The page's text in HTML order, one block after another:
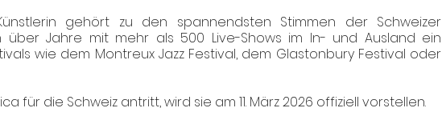
gehört zu den spannendsten Stimmen der Schweizer
über Jahre mit mehr als 500 Live-Shows im In- und Ausland ein
wie dem Montreux Jazz Festival, dem Glastonbury Festival oder
für die Schweiz antritt, wird sie am 11. März 2026 offiziell vorstellen.